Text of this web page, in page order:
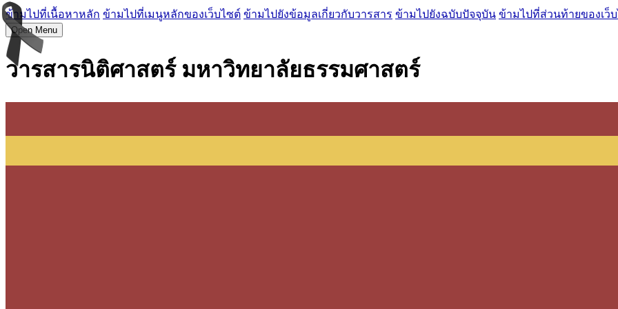
ข้ามไปที่เนื้อหาหลัก ข้ามไปที่เมนูหลักของเว็บไซต์ ข้ามไปยังข้อมูลเกี่ยวกับวารสาร ข้ามไปยังฉบับปัจจุบัน ข้ามไปที่ส่วนท้ายของเว็
Open Menu
วารสารนิติศาสตร์ มหาวิทยาลัยธรรมศาสตร์